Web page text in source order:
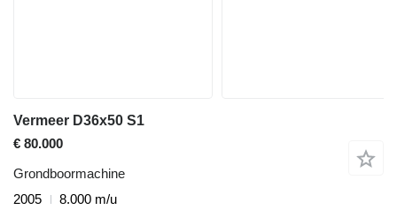
Vermeer D36x50 S1
€ 80.000
Grondboormachine
2005
8.000 m/u